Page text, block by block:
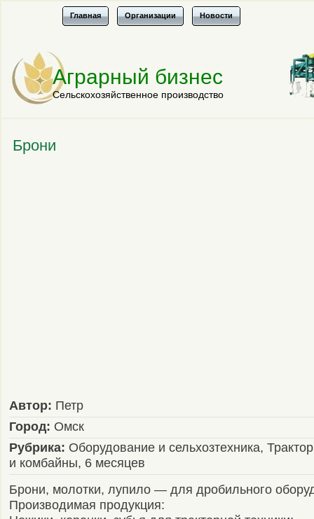
Главная Организации Новости
Аграрный бизнес
Сельскохозяйственное производство
Брони
Автор: Петр
Город: Омск
Рубрика: Оборудование и сельхозтехника,
и комбайны, 6 месяцев
Брони, молотки, лупило — для дробильного
Производимая продукция: